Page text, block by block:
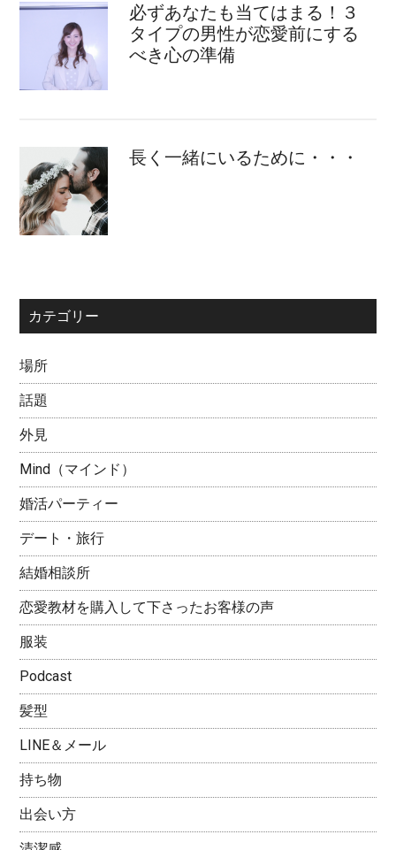
必ずあなたも当てはまる！３
タイプの男性が恋愛前にする
べき心の準備
長く一緒にいるために・・・
カテゴリー
場所
話題
外見
Mind（マインド）
婚活パーティー
デート・旅行
結婚相談所
恋愛教材を購入して下さったお客様の声
服装
Podcast
髪型
LINE＆メール
持ち物
出会い方